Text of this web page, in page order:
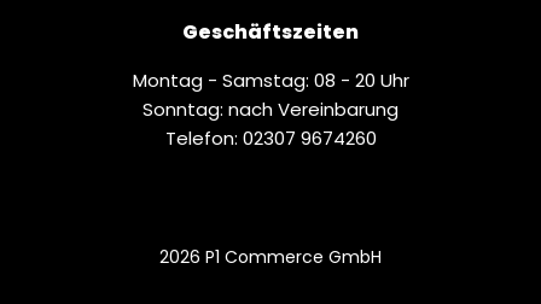
Geschäftszeiten
Montag - Samstag: 08 - 20 Uhr
Sonntag: nach Vereinbarung
Telefon: 02307 9674260
2026 P1 Commerce GmbH